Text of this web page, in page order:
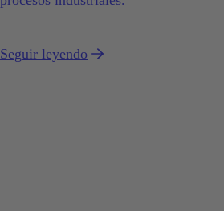
Seguir leyendo